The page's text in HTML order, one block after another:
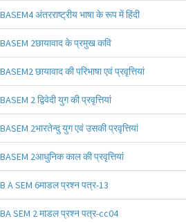
BASEM4 अंतरराष्ट्रीय भाषा के रूप में हिंदी
BASEM 2छायावाद के प्रमुख कवि
BASEM2 छायावाद की परिभाषा एवं प्रवृत्तियां
BASEM 2 द्विवेदी युग की प्रवृत्तियां
BASEM 2भारतेन्दु युग एवं उसकी प्रवृत्तियां
BASEM 2आधुनिक काल की प्रवृत्तियां
B A SEM 6माडल प्रश्न पत्र-13
BA SEM 2 माडल प्रश्न पत्र-cc04